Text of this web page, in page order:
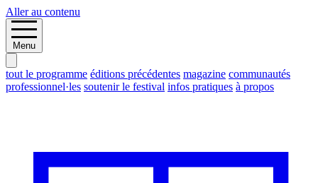
Aller au contenu
Menu
tout le programme éditions précédentes magazine communautés
professionnel·les soutenir le festival infos pratiques à propos